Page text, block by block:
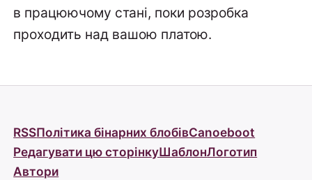
в працюючому стані, поки розробка
проходить над вашою платою.
RSSПолітика бінарних блобівCanoeboot
Редагувати цю сторінкуШаблонЛоготип
Автори